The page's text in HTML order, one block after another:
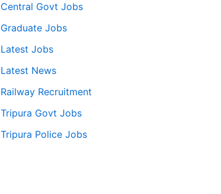
Central Govt Jobs
Graduate Jobs
Latest Jobs
Latest News
Railway Recruitment
Tripura Govt Jobs
Tripura Police Jobs